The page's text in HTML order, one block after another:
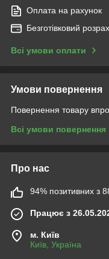
Оплата на рахунок
Безготівковий
Всі умови оплати
Умови повернення
Повернення товару
Всі умови повернення
Про нас
94% позитивних з
Працює з
м. Київ
Київ, Україна